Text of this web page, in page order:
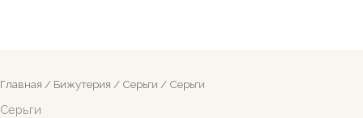
Главная / Бижутерия / Серьги / Серьги
Серьги